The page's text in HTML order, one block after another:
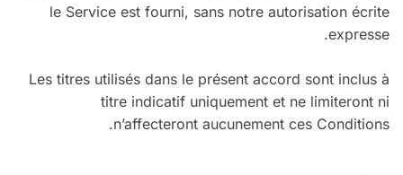
le Service est fourni, sans notre autorisation écrite
expresse.
Les titres utilisés dans le présent accord sont inclus à
titre indicatif uniquement et ne limiteront ni
n’affecteront aucunement ces Conditions.